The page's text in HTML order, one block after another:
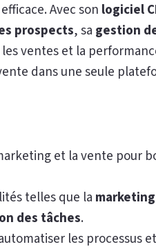
Avec son logiciel
prospects, sa gestion
ventes et la
dans une seule
et la vente pour
telles que la
des tâches.
les processus